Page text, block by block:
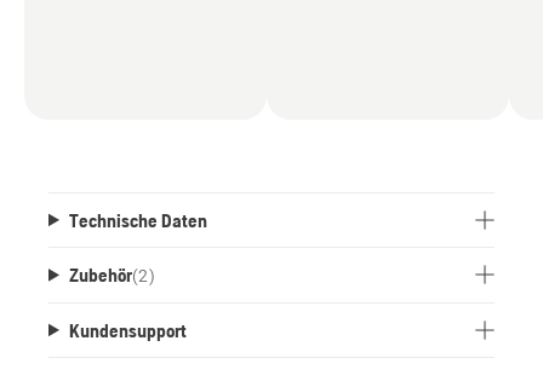
Technische Daten
Zubehör(2)
Kundensupport